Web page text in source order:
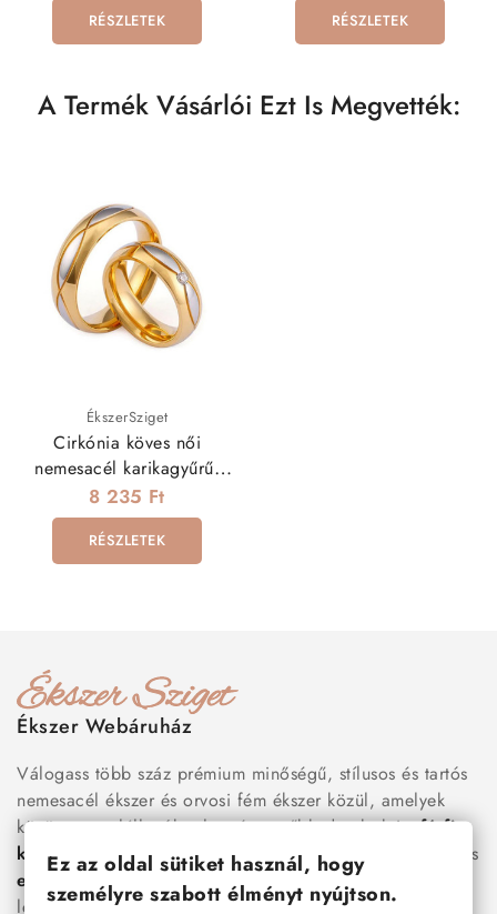
RÉSZLETEK RÉSZLETEK
A Termék Vásárlói Ezt Is Megvették:
ÉkszerSziget
Cirkónia köves női
nemesacél karikagyűrű,
hullám mintával
8 235 Ft
RÉSZLETEK
Ékszer Webáruház
Válogass több száz prémium minőségű, stílusos és tartós
nemesacél ékszer és orvosi fém ékszer közül, amelyek
között megtalálhatók a legnépszerűbb darabok is:férfi
karkötők
, női nyakláncok , karikagyűrűk
és
esküvői kiegészítőkegyaránt. Webáruházunkban a
legújabb trendeket követő, mégis időtálló ékszerek közül
Ez az oldal sütiket használ, hogy
személyre szabott élményt nyújtson.